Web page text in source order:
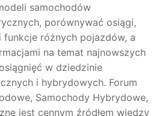
samochodów
porównywać osiągi,
funkcje różnych pojazdów, a
na temat najnowszych
w dziedzinie
i hybrydowych. Forum
Samochody Hybrydowe,
jest cennym źródłem wiedzy